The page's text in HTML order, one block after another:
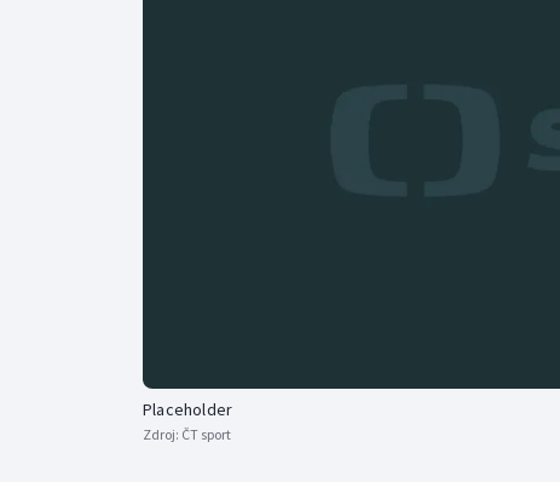
Placeholder
Zdroj: ČT sport